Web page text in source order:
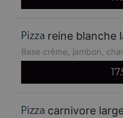
reine blanche
Base crème, jambon,
carnivore